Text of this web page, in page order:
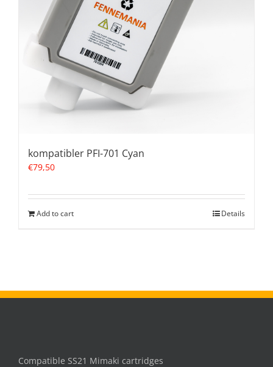
kompatibler PFI-701 Cyan
€79,50
Add to cart Details
Compatible SS21 Mimaki cartridges